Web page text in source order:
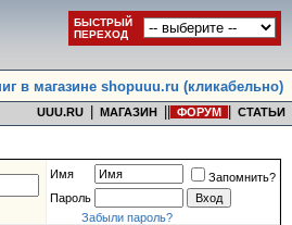
БЫСТРЫЙ
ПЕРЕХОД
в магазине shopuuu.ru (кликабельно)
UUU.RU МАГАЗИН ФОРУМ СТАТЬИ
Имя
Запомнить?
Пароль
Забыли пароль?